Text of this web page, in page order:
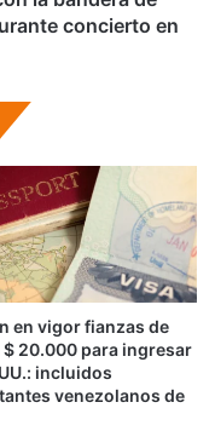
concierto en
en vigor fianzas de
$ 20.000 para ingresar
incluidos
venezolanos de